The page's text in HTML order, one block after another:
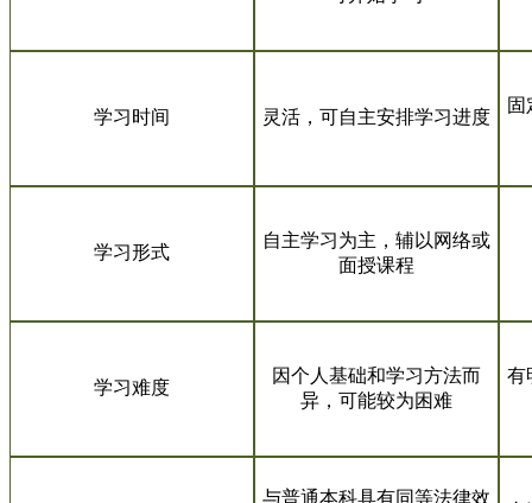
学习时间 灵活，可自主安排学习进度
固
学习形式
自主学习为主，辅以网络或
面授课程
学习难度
因个人基础和学习方法而
异，可能较为困难
有
与普通本科具有同等法律效